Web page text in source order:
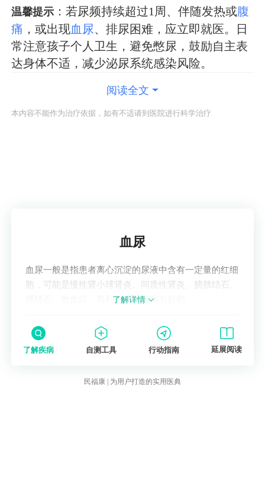
温馨提示：若尿频持续超过1周、伴随发热或腹
痛 ，或出现血尿、排尿困难，应立即就医。日
常注意孩子个人卫生，避免憋尿，鼓励自主表
达身体不适，减少泌尿系统感染风险。
阅读全文
本内容不能作为治疗依据，如有不适请到医院进行科学治疗
血尿
血尿一般是指患者离心沉淀的尿液中含有一定量的红细
胞，可能是慢性肾小球肾炎、间质性肾炎、膀胱结石、
肾结石、败血症、前列腺癌等疾病引起的。
了解详情
了解疾病 自测工具 行动指南 延展阅读
民福康 | 为用户打造的实用医典